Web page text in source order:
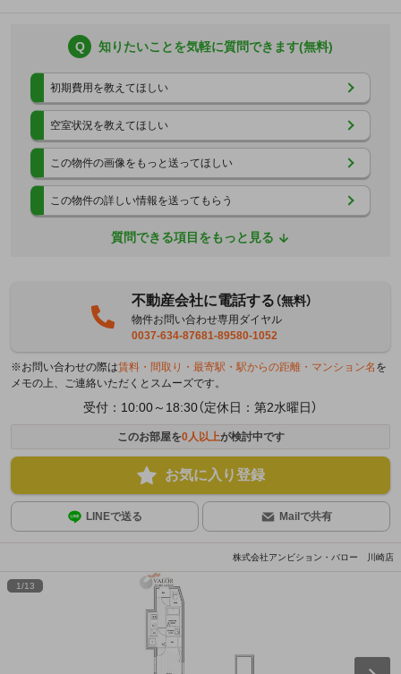
Q 知りたいことを気軽に質問できます(無料)
初期費用を教えてほしい
空室状況を教えてほしい
この物件の画像をもっと送ってほしい
この物件の詳しい情報を送ってもらう
質問できる項目をもっと見る
不動産会社に電話する（無料）
物件お問い合わせ専用ダイヤル
0037-634-87681-89580-1052
※お問い合わせの際は賃料・間取り・最寄駅・駅からの距離・マンション名 を
メモの上、ご連絡いただくとスムーズです。
受付：10:00～18:30（定休日：第2水曜日）
このお部屋を0人以上が検討中です
お気に入り登録
LINEで送る Mailで共有
株式会社アンビション・バロー 川崎店
1/13